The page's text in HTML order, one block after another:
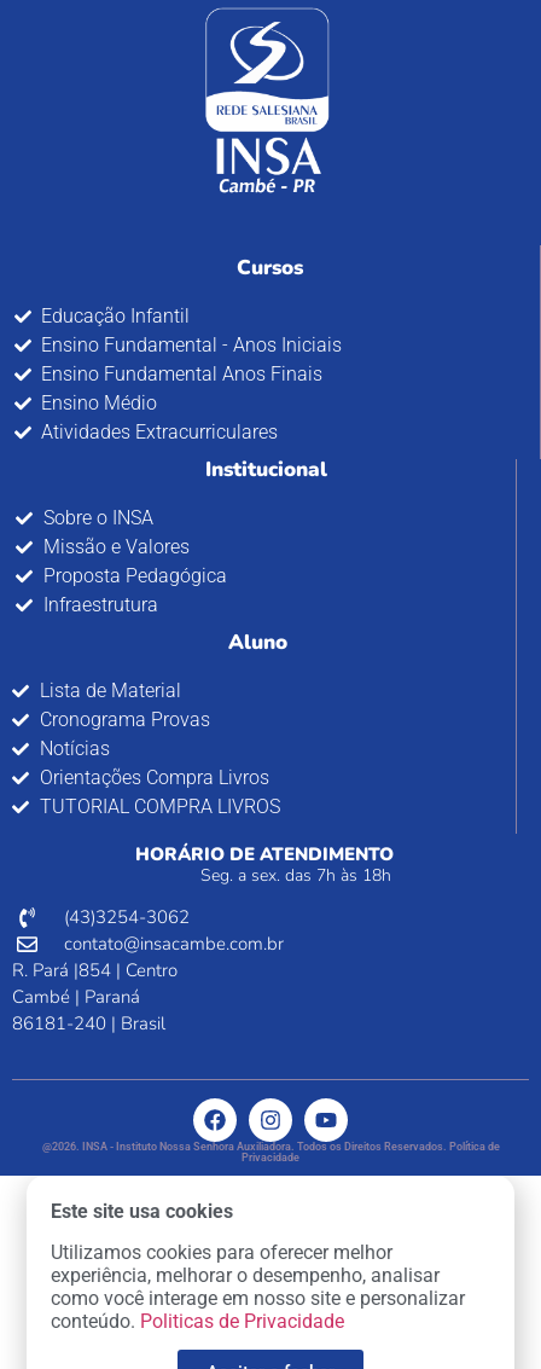
Cursos
Educação Infantil
Ensino Fundamental - Anos Iniciais
Ensino Fundamental Anos Finais
Ensino Médio
Atividades Extracurriculares
Institucional
Sobre o INSA
Missão e Valores
Proposta Pedagógica
Infraestrutura
Aluno
Lista de Material
Cronograma Provas
Notícias
Orientações Compra Livros
TUTORIAL COMPRA LIVROS
HORÁRIO DE ATENDIMENTO
Seg. a sex. das 7h às 18h
(43)3254-3062
contato@insacambe.com.br
R. Pará |854 | Centro
Cambé | Paraná
86181-240 | Brasil
@2026. INSA - Instituto Nossa Senhora Auxiliadora. Todos os Direitos Reservados. Política de
Privacidade
Este site usa cookies
Utilizamos cookies para oferecer melhor
experiência, melhorar o desempenho, analisar
como você interage em nosso site e personalizar
conteúdo. Politicas de Privacidade